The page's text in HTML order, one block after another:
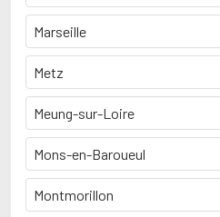
Marseille
Metz
Meung-sur-Loire
Mons-en-Baroueul
Montmorillon